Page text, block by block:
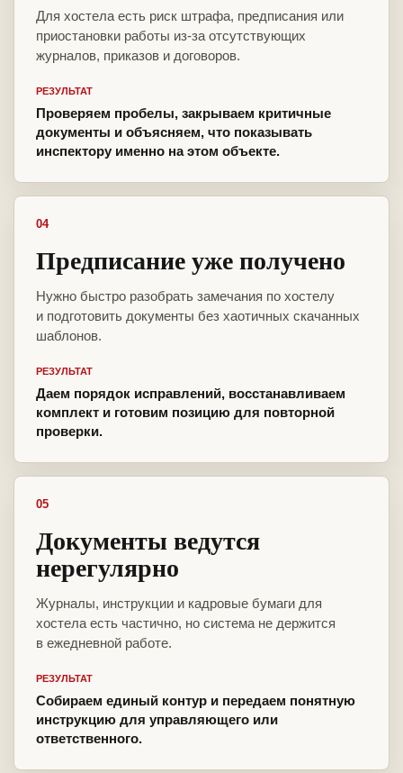
Для хостела есть риск штрафа, предписания или
приостановки работы из-за отсутствующих
журналов, приказов и договоров.
РЕЗУЛЬТАТ
Проверяем пробелы, закрываем критичные
документы и объясняем, что показывать
инспектору именно на этом объекте.
04
Предписание уже получено
Нужно быстро разобрать замечания по хостелу
и подготовить документы без хаотичных скачанных
шаблонов.
РЕЗУЛЬТАТ
Даем порядок исправлений, восстанавливаем
комплект и готовим позицию для повторной
проверки.
05
Документы ведутся
нерегулярно
Журналы, инструкции и кадровые бумаги для
хостела есть частично, но система не держится
в ежедневной работе.
РЕЗУЛЬТАТ
Собираем единый контур и передаем понятную
инструкцию для управляющего или
ответственного.